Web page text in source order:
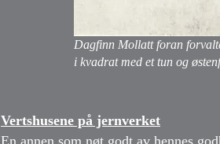
Dagfinn Mollatt foran
i kvadrat med et tun og
Vertshusene på jernverket
En annen som nøt godt av hennes